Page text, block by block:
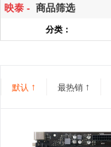
映泰 - 商品筛选
分类：
默认 ↑ 最热销 ↑